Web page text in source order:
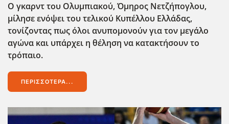
Ο γκαρντ του Ολυμπιακού, Όμηρος Νετζήπογλου,
μίλησε ενόψει του τελικού Κυπέλλου Ελλάδας,
τονίζοντας πως όλοι ανυπομονούν για τον μεγάλο
αγώνα και υπάρχει η θέληση να κατακτήσουν το
τρόπαιο.
ΠΕΡΙΣΣΌΤΕΡΑ...